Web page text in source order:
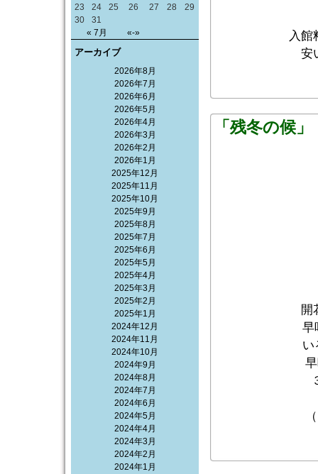
« 7月 «-»
23
24 25 26 27 28
29
30
31
アーカイブ
2026年8月
2026年7月
2026年6月
2026年5月
2026年4月
2026年3月
2026年2月
2026年1月
2025年12月
2025年11月
2025年10月
2025年9月
2025年8月
2025年7月
2025年6月
2025年5月
2025年4月
2025年3月
2025年2月
2025年1月
2024年12月
2024年11月
2024年10月
2024年9月
2024年8月
2024年7月
2024年6月
2024年5月
2024年4月
2024年3月
2024年2月
2024年1月
入
安
「残冬の候」
開
早
い